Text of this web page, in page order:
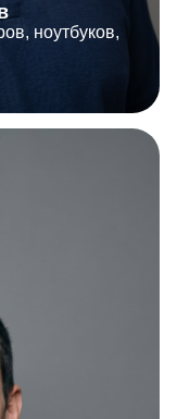
ноутбуков,